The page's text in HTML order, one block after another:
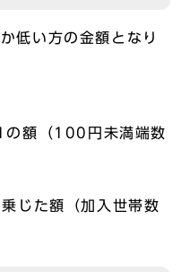
低い方の金額となり
額（100円未満端数
た額（加入世帯数